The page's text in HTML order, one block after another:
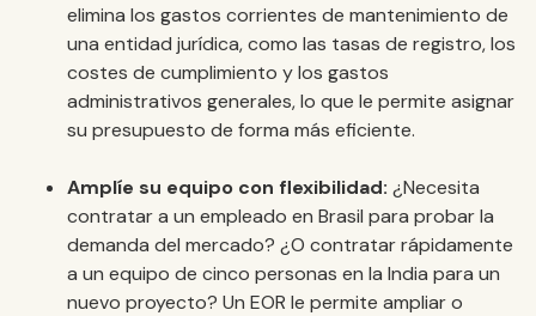
elimina los gastos corrientes de mantenimiento de
una entidad jurídica, como las tasas de registro, los
costes de cumplimiento y los gastos
administrativos generales, lo que le permite asignar
su presupuesto de forma más eficiente.
Amplíe su equipo con flexibilidad: ¿Necesita
contratar a un empleado en Brasil para probar la
demanda del mercado? ¿O contratar rápidamente
a un equipo de cinco personas en la India para un
nuevo proyecto? Un EOR le permite ampliar o